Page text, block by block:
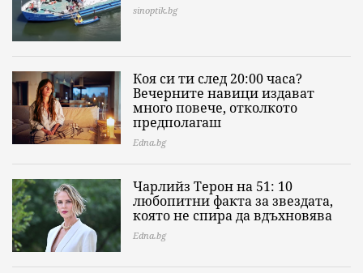
sinoptik.bg
Коя си ти след 20:00 часа?
Вечерните навици издават
много повече, отколкото
предполагаш
Edna.bg
Чарлийз Терон на 51: 10
любопитни факта за звездата,
която не спира да вдъхновява
Edna.bg